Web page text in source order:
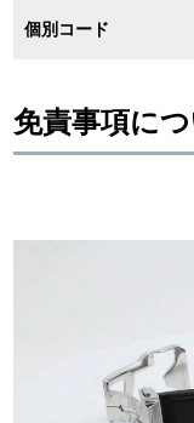
個別コード
免責事項に
また、メーカーにてマイ
※光の加減やモニターの設
※シリアルナンバーや限定
の掲載を控えております。
またお電話でお問い合わ